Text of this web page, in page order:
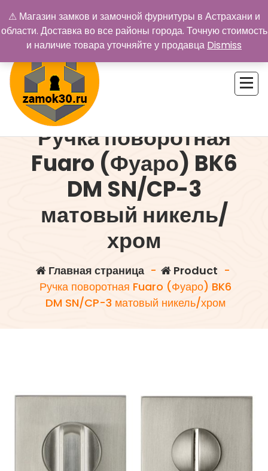
содержимому
Ручка поворотная
Fuaro (Фуаро) BK6
DM SN/CP-3
матовый никель/
хром
Главная страница - Product -
Ручка поворотная Fuaro (Фуаро) BK6
DM SN/CP-3 матовый никель/хром
⚠ Магазин замков и замочной фурнитуры в Астрахани и
области. Доставка во все районы города. Точную стоимость
и наличие товара уточняйте у продавца Dismiss